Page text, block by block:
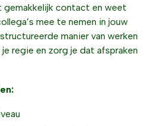
contact en weet
mee te nemen in jouw
manier van werken
regie en zorg je dat afspraken